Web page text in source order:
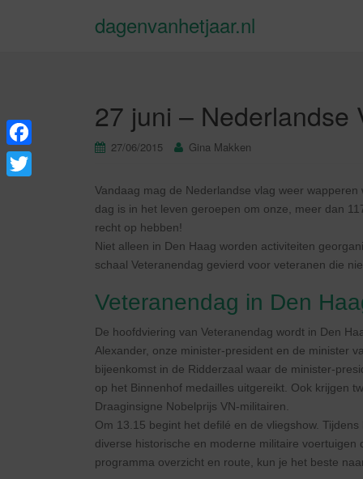
dagenvanhetjaar.nl
27 juni – Nederlandse
27/06/2015 Gina Makken
Vandaag mag de Nederlandse vlag weer
dag is in het leven geroepen om onze, meer dan
recht op hebben!
Niet alleen in Den Haag worden activiteiten
schaal Veteranendag gevierd voor veteranen die
Veteranendag in Den
De hoofdviering van Veteranendag wordt in Den
Alexander, onze minister-president en de minister
bijeenkomst in de Ridderzaal waar de minister-
op het Binnenhof medailles uitgereikt. Ook krijgen
Draaginsigne Nobelprijs VN-militairen.
Om 13.15 begint het defilé en de vliegshow.
diverse historische en moderne militaire
programma overzicht en route, kun je het beste
F